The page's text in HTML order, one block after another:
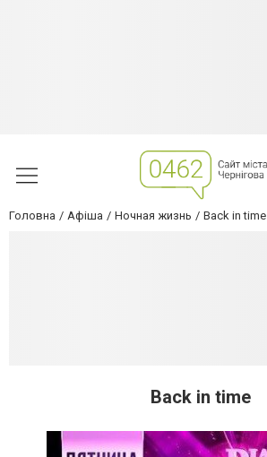
Головна Афіша Ночная жизнь Back in time
Back in time